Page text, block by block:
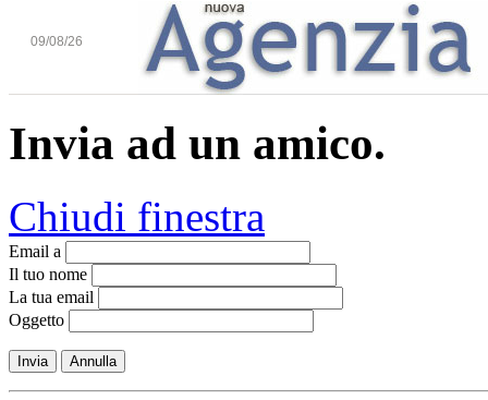
09/08/26
Invia ad un amico.
Chiudi finestra
Email a
Il tuo nome
La tua email
Oggetto
Invia Annulla